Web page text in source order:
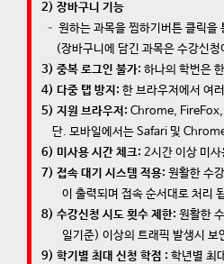
2) 장바구니 기능
– 원하는 과목을 찜하기버튼 클릭을
(장바구니에 담긴 과목은 수강신청
3) 중복 로그인 불가: 하나의 학번은
4) 다중 탭 방지: 한 브라우저에서 여
5) 지원 브라우저: Chrome,
단. 모바일에서는 Safari 및
6) 미사용 시간 체크: 2시간 이상 미사
7) 접속 대기 시스템 적용: 원활한 수
이 출력되며 접속 순서대로 처리
8) 수강신청 시도 횟수 제한: 원활한
일기준) 이상의 트래픽 발생시 보
9) 학기별 최대 신청 학점 : 학년별 최